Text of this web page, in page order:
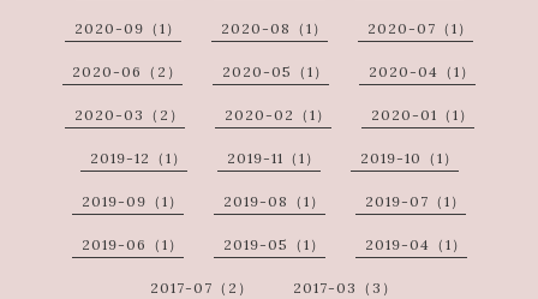
2020-09（1） 2020-08（1） 2020-07（1）
2020-06（2） 2020-05（1） 2020-04（1）
2020-03（2） 2020-02（1） 2020-01（1）
2019-12（1） 2019-11（1） 2019-10（1）
2019-09（1） 2019-08（1） 2019-07（1）
2019-06（1） 2019-05（1） 2019-04（1）
2017-07（2） 2017-03（3）